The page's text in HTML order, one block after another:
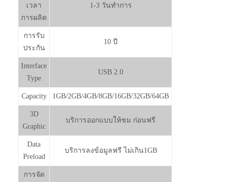
เวลา
การผลิต
1-3 วันทำการ
การรับ
ประกัน
10 ปี
Interface
Type
USB 2.0
Capacity 1GB/2GB/4GB/8GB/16GB/32GB/64GB
3D
Graphic
บริการออกแบบให้ชม ก่อนฟรี
Data
Preload
บริการลงข้อมูลฟรี ไม่เกิน1GB
การจัด